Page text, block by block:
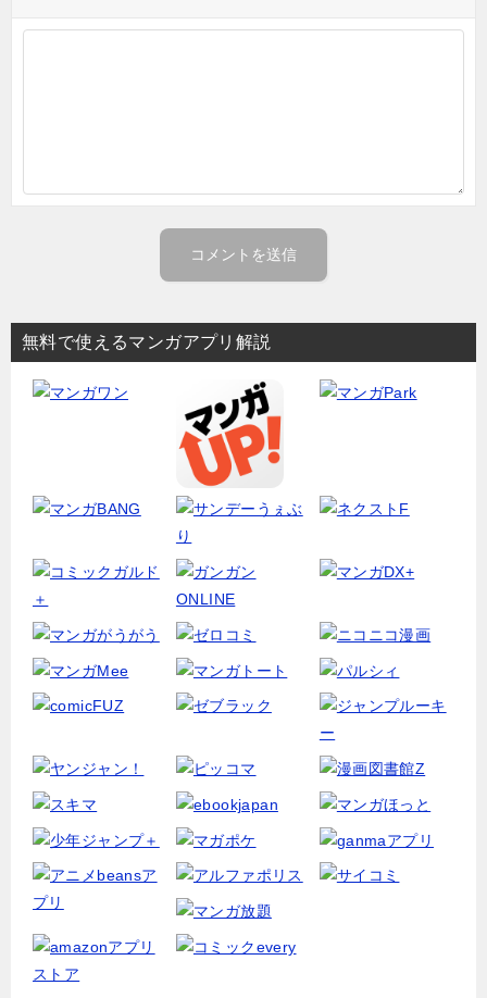
無料で使えるマンガアプリ解説